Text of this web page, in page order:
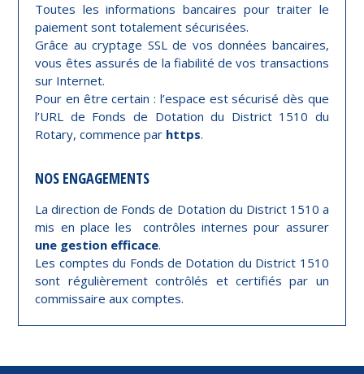
Toutes les informations bancaires pour traiter le
paiement sont totalement sécurisées.
Grâce au cryptage SSL de vos données bancaires,
vous êtes assurés de la fiabilité de vos transactions
sur Internet.
Pour en être certain : l’espace est sécurisé dès que
l’URL de Fonds de Dotation du District 1510 du
Rotary, commence par https.
NOS ENGAGEMENTS
La direction de Fonds de Dotation du District 1510 a
mis en place les contrôles internes pour assurer
une gestion efficace.
Les comptes du Fonds de Dotation du District 1510
sont régulièrement contrôlés et certifiés par un
commissaire aux comptes.